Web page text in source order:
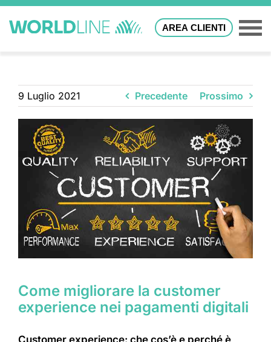
AREA CLIENTI
9 Luglio 2021 Precedente Prossimo
Come migliorare la customer
experience nei pagamenti digitali